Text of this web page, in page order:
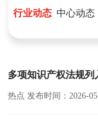
行业动态 中心动态
多项知识产权法规列
热点 发布时间：2026-